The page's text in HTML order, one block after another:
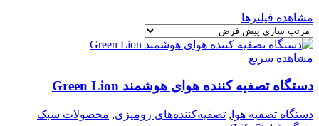
مشاهده فیلترها
مشاهده سریع
دستگاه تصفیه کننده هوای هوشمند Green Lion
دستگاه تصفیه هوا , تصفیه‌کننده‌های رومیزی, محصولات سبک